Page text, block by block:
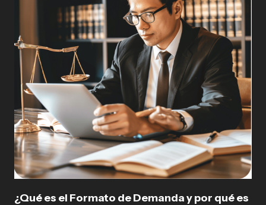
¿Qué es el Formato de Demanda y por qué es